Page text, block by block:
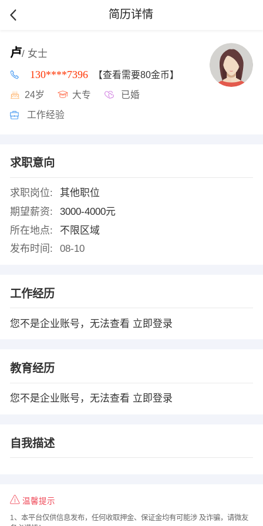
简历详情
卢/ 女士
130****7396 【查看需要80金币】
24岁 大专 已婚
工作经验
求职意向
求职岗位:
其他职位
期望薪资:
3000-4000元
所在地点:
不限区域
发布时间:
08-10
工作经历
您不是企业账号，无法查看 立即登录
教育经历
您不是企业账号，无法查看 立即登录
自我描述
温馨提示
1、本平台仅供信息发布，任何收取押金、保证金均有可能涉 及诈骗，请微友